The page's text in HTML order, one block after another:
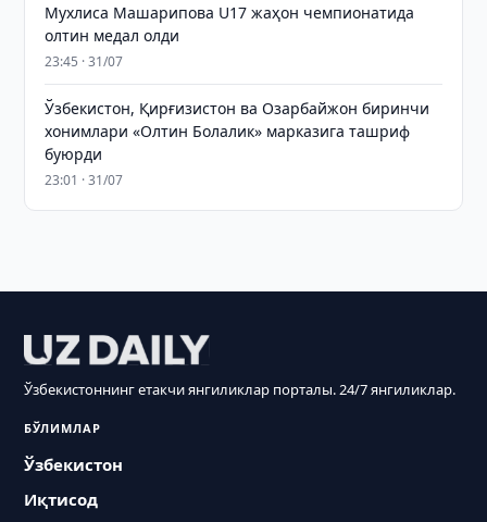
Мухлиса Машарипова U17 жаҳон чемпионатида
олтин медал олди
23:45 · 31/07
Ўзбекистон, Қирғизистон ва Озарбайжон биринчи
хонимлари «Олтин Болалик» марказига ташриф
буюрди
23:01 · 31/07
Ўзбекистоннинг етакчи янгиликлар порталы. 24/7 янгиликлар.
БЎЛИМЛАР
Ўзбекистон
Иқтисод